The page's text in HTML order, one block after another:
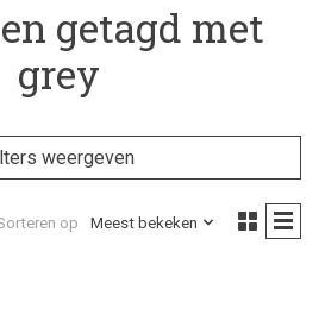
getagd met
grey
weergeven
op Meest bekeken